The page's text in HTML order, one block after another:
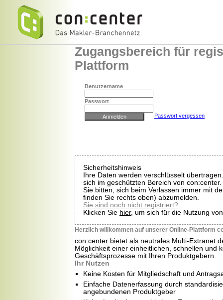
Zugangsbereich für
Plattform
Benutzername
Passwort
Passwort vergessen
Sicherheitshinweis
Ihre Daten werden verschlüsselt
sich im geschützten Bereich von
Sie bitten, sich beim Verlassen immer mit
finden Sie rechts oben) abzumelden.
Sie sind noch nicht registriert?
Klicken Sie hier, um sich für die Nutzung
Herzlich willkommen auf unserer Online-Plattform
con:center bietet als neutrales Multi-Extranet
Möglichkeit einer einheitlichen, schnellen und
Geschäftsprozesse mit Ihren Produktgebern.
Ihr Nutzen
Keine Kosten für Mitgliedschaft und
Einfache Datenerfassung durch
angebundenen Produktgeber